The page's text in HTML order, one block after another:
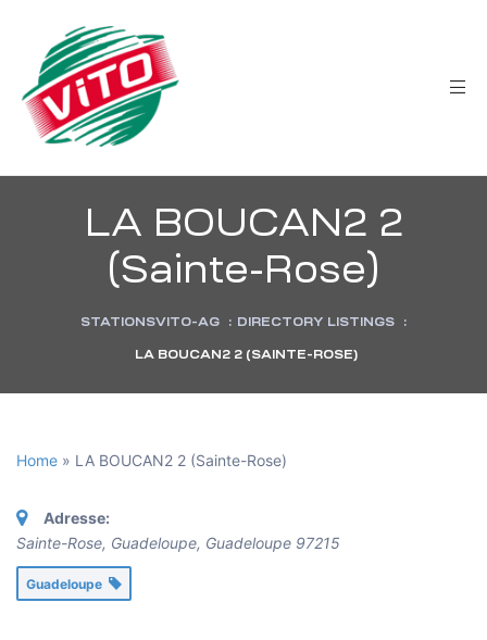
LA BOUCAN2 2
(Sainte-Rose)
STATIONSVITO-AG : DIRECTORY LISTINGS :
LA BOUCAN2 2 (SAINTE-ROSE)
Home » LA BOUCAN2 2 (Sainte-Rose)
Adresse:
Sainte-Rose, Guadeloupe, Guadeloupe 97215
Guadeloupe